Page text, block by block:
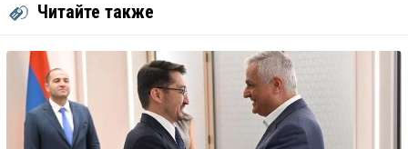
Читайте также